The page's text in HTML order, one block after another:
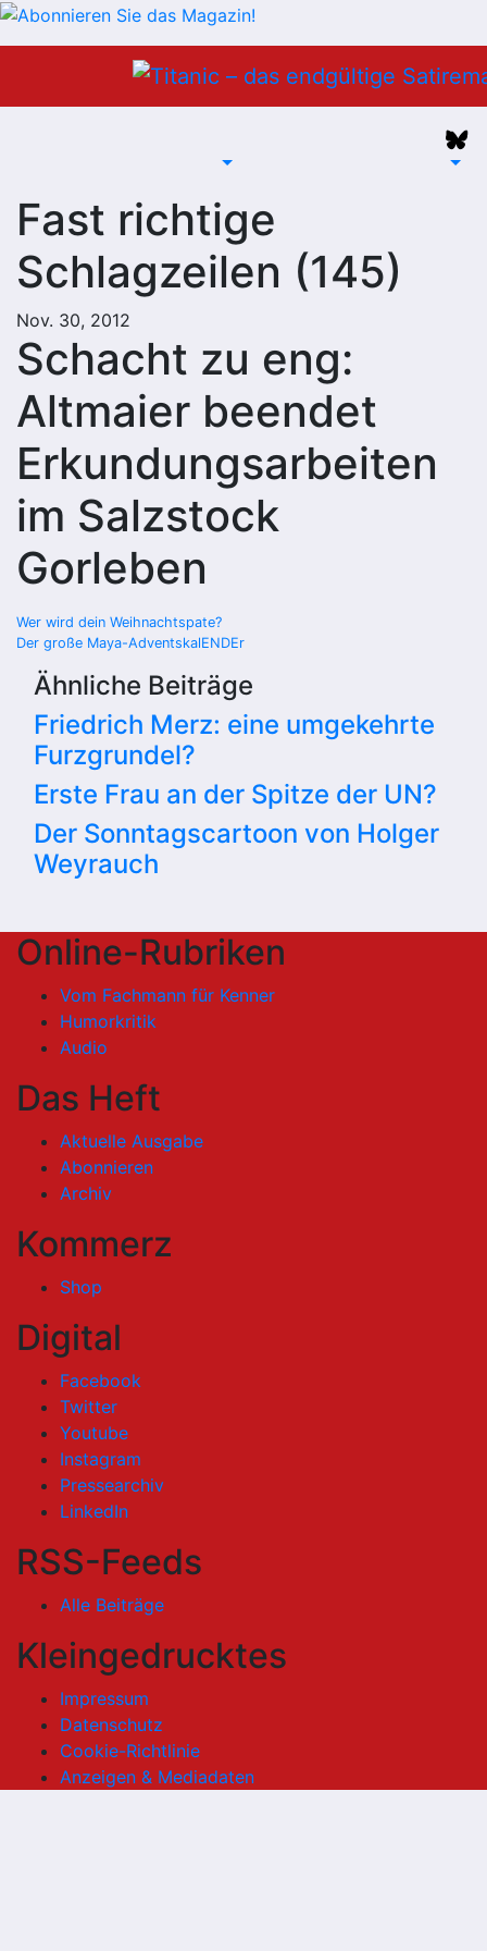
Fast richtige
Schlagzeilen (145)
Nov. 30, 2012
Schacht zu eng:
Altmaier beendet
Erkundungsarbeiten
im Salzstock
Gorleben
Beitragsnavigation
Wer wird dein Weihnachtspate?
Der große Maya-AdventskalENDEr
Ähnliche Beiträge
Friedrich Merz: eine umgekehrte
Furzgrundel?
Erste Frau an der Spitze der UN?
Der Sonntagscartoon von Holger
Weyrauch
Online-Rubriken
Vom Fachmann für Kenner
Humorkritik
Audio
Das Heft
Aktuelle Ausgabe
Abonnieren
Archiv
Kommerz
Shop
Digital
Facebook
Twitter
Youtube
Instagram
Pressearchiv
LinkedIn
RSS-Feeds
Alle Beiträge
Kleingedrucktes
Impressum
Datenschutz
Cookie-Richtlinie
Anzeigen & Mediadaten